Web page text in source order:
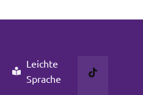
Leichte
Sprache